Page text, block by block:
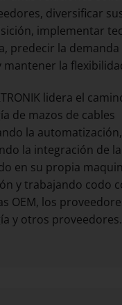
diversificar
implementar
predecir la
mantener la
lidera el
de mazos de cables
la automatización,
la integración de la
en su propia
y trabajando codo
OEM, los
y otros proveedores.